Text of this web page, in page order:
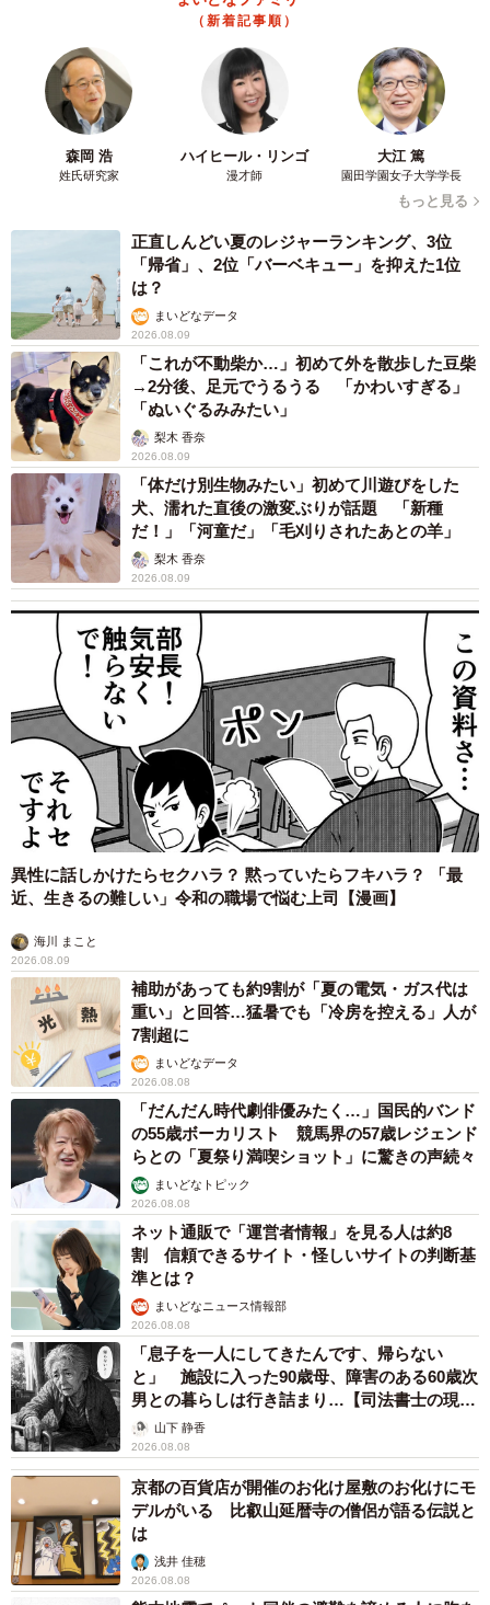
か」の質問では、「キャッシュレス決済ができないこと
（51.8%）」が1位でした。また、「家族、友人と連絡が取
りづらくなること（48.2%）」が2位、「地図・ナビが見ら
れなくなること（47.7%）」が3位、「写真・動画撮影がで
きないこと（30.0%）」が4位となりました。
7/7
外出先でスマホを充電した回数『単一回答』（提供画像）
最後に、「GW期間中に外出先でスマホを充電した回数」に
ついて聞いたところ、合計76.6%の人が「外出先での充電
を経験した」と回答しました。充電回数の内訳では「2〜3
回（31.5%）」が最多で、「4〜5回（11.3%）」と「6回以
上（16.1%）」を合わせて、4回以上充電した人は27.4%に
達しました。なお、「0回」は23.4%、「1回」は17.7%でし
た。
【出典】
株式会社INFORICH
https://chargespot.jp/article/9469/
（新着記事順）
森岡 浩
姓氏研究家
ハイヒール・リンゴ
漫才師
大江 篤
園田学園女子大学学長
もっと見る
正直しんどい夏のレジャーランキング、3位
「帰省」、2位「バーベキュー」を抑えた1位
は？
まいどなデータ
2026.08.09
「これが不動柴か…」初めて外を散歩した豆柴
→2分後、足元でうるうる 「かわいすぎる」
「ぬいぐるみみたい」
梨木 香奈
2026.08.09
「体だけ別生物みたい」初めて川遊びをした
犬、濡れた直後の激変ぶりが話題 「新種
だ！」「河童だ」「毛刈りされたあとの羊」
梨木 香奈
2026.08.09
異性に話しかけたらセクハラ？ 黙っていたらフキハラ？ 「最
近、生きるの難しい」令和の職場で悩む上司【漫画】
海川 まこと
2026.08.09
補助があっても約9割が「夏の電気・ガス代は
重い」と回答…猛暑でも「冷房を控える」人が
7割超に
まいどなデータ
2026.08.08
「だんだん時代劇俳優みたく…」国民的バンド
の55歳ボーカリスト 競馬界の57歳レジェンド
らとの「夏祭り満喫ショット」に驚きの声続々
まいどなトピック
2026.08.08
ネット通販で「運営者情報」を見る人は約8
割 信頼できるサイト・怪しいサイトの判断基
準とは？
まいどなニュース情報部
2026.08.08
「息子を一人にしてきたんです、帰らない
と」 施設に入った90歳母、障害のある60歳次
男との暮らしは行き詰まり…【司法書士の現場
から】山下 静香
2026.08.08
京都の百貨店が開催のお化け屋敷のお化けにモ
デルがいる 比叡山延暦寺の僧侶が語る伝説と
は
浅井 佳穂
2026.08.08